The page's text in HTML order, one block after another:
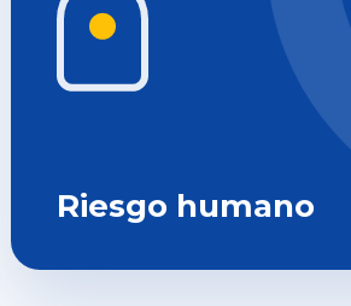
Riesgo humano